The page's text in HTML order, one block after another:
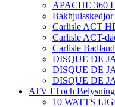
APACHE 360
Bakhjulsskedjor
Carlisle ACT
Carlisle ACT-
Carlisle
DISQUE DE
DISQUE DE
DISQUE DE
ATV El och Belysning
10 WATTS